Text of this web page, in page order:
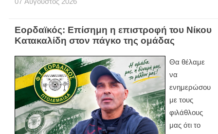
Εορδαϊκός: Επίσημη η επιστροφή του Νίκου
Κατακαλίδη στον πάγκο της ομάδας
Θα θέλαμε
να
ενημερώσου
με τους
φιλάθλους
μας ότι το